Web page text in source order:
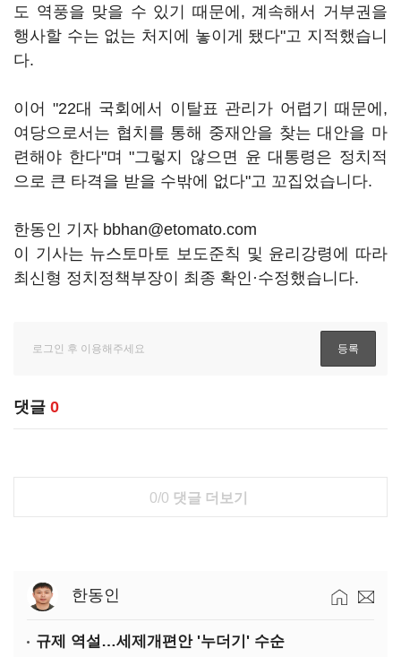
도 역풍을 맞을 수 있기 때문에, 계속해서 거부권을
행사할 수는 없는 처지에 놓이게 됐다"고 지적했습니
다.
이어 "22대 국회에서 이탈표 관리가 어렵기 때문에,
여당으로서는 협치를 통해 중재안을 찾는 대안을 마
련해야 한다"며 "그렇지 않으면 윤 대통령은 정치적
으로 큰 타격을 받을 수밖에 없다"고 꼬집었습니다.
한동인 기자 bbhan@etomato.com
이 기사는 뉴스토마토 보도준칙 및 윤리강령에 따라
최신형 정치정책부장이 최종 확인·수정했습니다.
댓글 0
0/0 댓글 더보기
한동인
규제 역설…세제개편안 '누더기' 수순